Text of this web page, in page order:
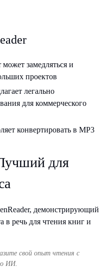
замедляться и
проектов
легально
для коммерческого
конвертировать в MP3
для
свой опыт чтения с
ИИ.